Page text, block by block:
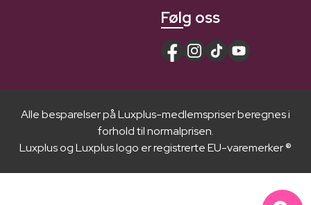
Følg oss
Alle besparelser på Luxplus-medlemspriser beregnes i
forhold til normalprisen.
Luxplus og Luxplus logo er registrerte EU-varemerker ®